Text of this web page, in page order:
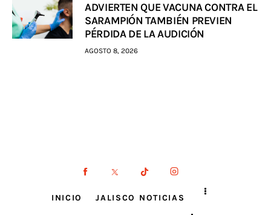
ADVIERTEN QUE VACUNA CONTRA EL
SARAMPIÓN TAMBIÉN PREVIEN
PÉRDIDA DE LA AUDICIÓN
AGOSTO 8, 2026
INICIO JALISCO NOTICIAS